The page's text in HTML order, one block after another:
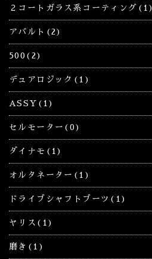
２コートガラス系コーティング(1)
アバルト(2)
500(2)
デュアロジック(1)
ASSY(1)
セルモーター(0)
ダイナモ(1)
オルタネーター(1)
ドライブシャフトブーツ(1)
ヤリス(1)
磨き(1)